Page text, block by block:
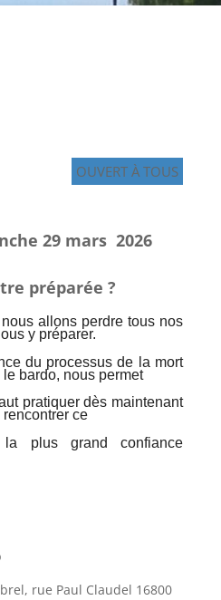
OUVERT À TOUS
29 mars 2026
préparée ?
allons perdre tous nos
y préparer.
du processus de la mort
le bardo, nous permet
pratiquer dès maintenant
ce
plus grand confiance
rue Paul Claudel 16800